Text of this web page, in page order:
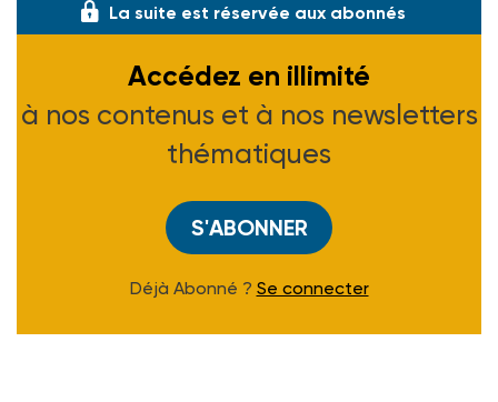
La suite est réservée aux abonnés
Accédez en illimité
à nos contenus et à nos newsletters
thématiques
S'ABONNER
Déjà Abonné ? Se connecter